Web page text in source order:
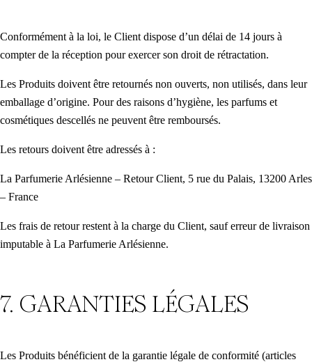
Conformément à la loi, le Client dispose d’un délai de 14 jours à
compter de la réception pour exercer son droit de rétractation.
Les Produits doivent être retournés non ouverts, non utilisés, dans leur
emballage d’origine. Pour des raisons d’hygiène, les parfums et
cosmétiques descellés ne peuvent être remboursés.
Les retours doivent être adressés à :
La Parfumerie Arlésienne – Retour Client, 5 rue du Palais, 13200 Arles
– France
Les frais de retour restent à la charge du Client, sauf erreur de livraison
imputable à La Parfumerie Arlésienne.
7. GARANTIES LÉGALES
Les Produits bénéficient de la garantie légale de conformité (articles